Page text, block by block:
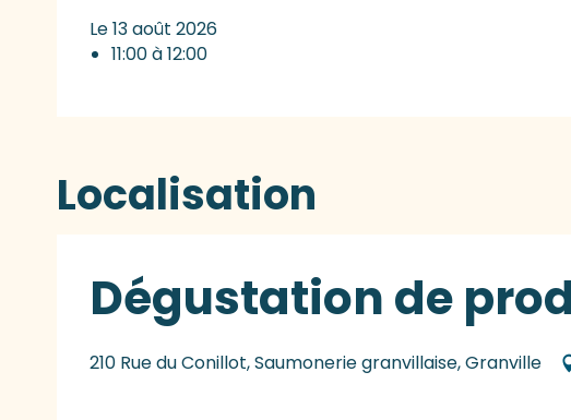
Le 13 août 2026
11:00 à 12:00
Localisation
Dégustation de
210 Rue du Conillot, Saumonerie granvillaise, Granville